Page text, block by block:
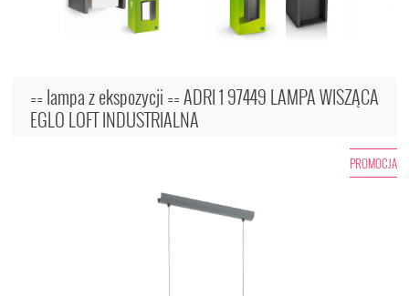
== lampa z ekspozycji == ADRI 1 97449 LAMPA WISZĄCA
EGLO LOFT INDUSTRIALNA
PROMOCJA